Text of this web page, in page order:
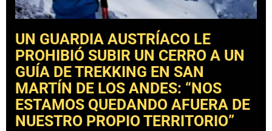
UN GUARDIA AUSTRÍACO LE
PROHIBIÓ SUBIR UN CERRO A UN
GUÍA DE TREKKING EN SAN
MARTÍN DE LOS ANDES: “NOS
ESTAMOS QUEDANDO AFUERA DE
NUESTRO PROPIO TERRITORIO”